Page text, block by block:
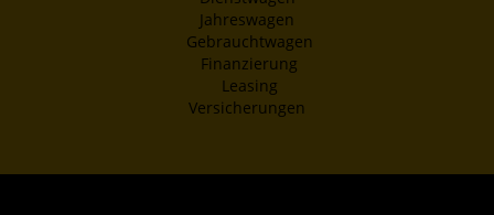
Jahreswagen
Gebrauchtwagen
Finanzierung
Leasing
Versicherungen